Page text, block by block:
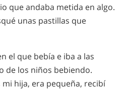
que andaba metida en algo.
unas pastillas que
el que bebía e iba a las
de los niños bebiendo.
mi hija, era pequeña, recibí